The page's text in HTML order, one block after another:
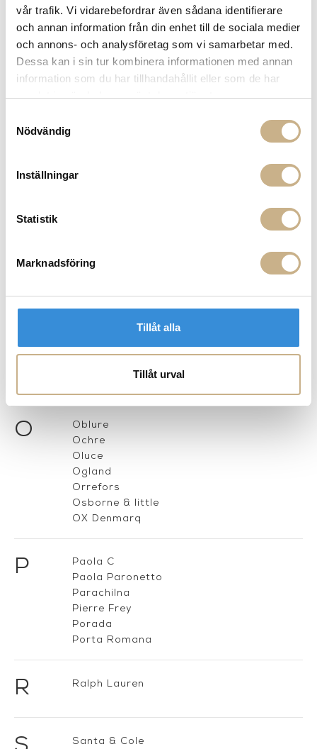
vår trafik. Vi vidarebefordrar även sådana identifierare
och annan information från din enhet till de sociala medier
och annons- och analysföretag som vi samarbetar med.
Dessa kan i sin tur kombinera informationen med annan
information som du har tillhandahållit eller som de har
samlat in när du har använt deras tjänster.
Nödvändig
Inställningar
Statistik
Marknadsföring
Tillåt alla
Tillåt urval
Lumina
Luceplan
M
Magis
Miniforms
Moroso
Nemo Lighting
Nina Campbell
O
Oblure
Ochre
Oluce
Ogland
Orrefors
Osborne & little
OX Denmarq
P
Paola C
Paola Paronetto
Parachilna
Pierre Frey
Porada
Porta Romana
R Ralph Lauren
Santa & Cole